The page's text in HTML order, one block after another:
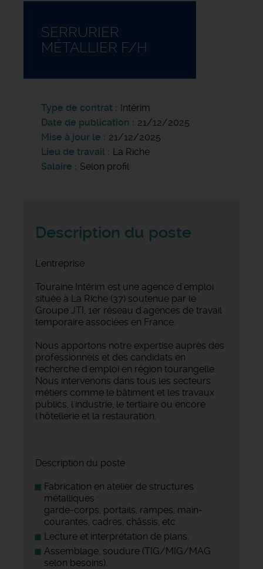
SERRURIER
MÉTALLIER F/H
Type de contrat
Intérim
Date de publication
21/12/2025
Mise à jour le
21/12/2025
Lieu de travail
La Riche
Salaire
Selon profil
Description du poste
L'entreprise
Touraine Intérim est une agence d'emploi
située à La Riche (37) soutenue par le
Groupe JTI, 1er réseau d'agences de travail
temporaire associées en France.
Nous apportons notre expertise auprès des
professionnels et des candidats en
recherche d'emploi en région tourangelle.
Nous intervenons dans tous les secteurs
métiers comme le bâtiment et les travaux
publics, l'industrie, le tertiaire ou encore
l'hôtellerie et la restauration.
Description du poste
Fabrication en atelier de structures
métalliques :
garde-corps, portails, rampes, main-
courantes, cadres, châssis, etc.
Lecture et interprétation de plans.
Assemblage, soudure (TIG/MIG/MAG
selon besoins).